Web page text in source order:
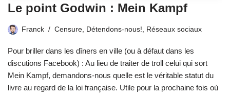
Le point Godwin : Mein Kampf
Franck Censure Détendons-nous! Réseaux sociaux
Pour briller dans les dîners en ville (ou à défaut dans les
discutions Facebook) : Au lieu de traiter de troll celui qui sort
Mein Kampf, demandons-nous quelle est le véritable statut du
livre au regard de la loi française. Utile pour la prochaine fois où